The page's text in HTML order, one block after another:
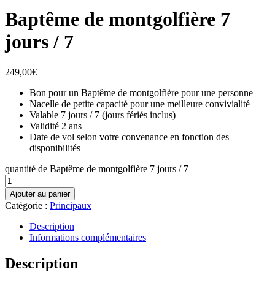
Baptême de montgolfière 7
jours / 7
249,00€
Bon pour un Baptême de montgolfière pour une personne
Nacelle de petite capacité pour une meilleure convivialité
Valable 7 jours / 7 (jours fériés inclus)
Validité 2 ans
Date de vol selon votre convenance en fonction des
disponibilités
quantité de Baptême de montgolfière 7 jours / 7
Ajouter au panier
Catégorie : Principaux
Description
Informations complémentaires
Description